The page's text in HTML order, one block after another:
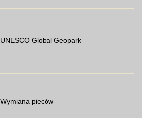
UNESCO Global Geopark
Wymiana pieców